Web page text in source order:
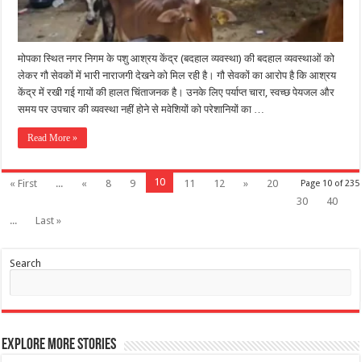
मोपका स्थित नगर निगम के पशु आश्रय केंद्र (बदहाल व्यवस्था) की बदहाल व्यवस्थाओं को
लेकर गौ सेवकों में भारी नाराजगी देखने को मिल रही है। गौ सेवकों का आरोप है कि आश्रय
केंद्र में रखी गई गायों की हालत चिंताजनक है। उनके लिए पर्याप्त चारा, स्वच्छ पेयजल और
समय पर उपचार की व्यवस्था नहीं होने से मवेशियों को परेशानियों का …
Read More »
Page 10 of 235
« First ... « 8 9 10 11 12 »
20
30
40
...
Last »
Search
Explore More Stories